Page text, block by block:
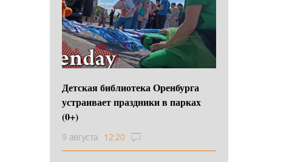
Детская библиотека Оренбурга
устраивает праздники в парках
(0+)
9 августа 12:20